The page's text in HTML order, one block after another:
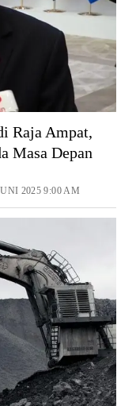
Raja Ampat,
Masa Depan
2025 9:00 AM